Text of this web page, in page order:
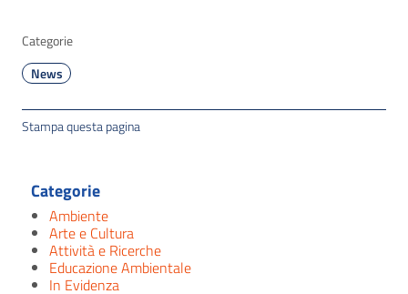
Categorie
News
Stampa questa pagina
Categorie
Ambiente
Arte e Cultura
Attività e Ricerche
Educazione Ambientale
In Evidenza